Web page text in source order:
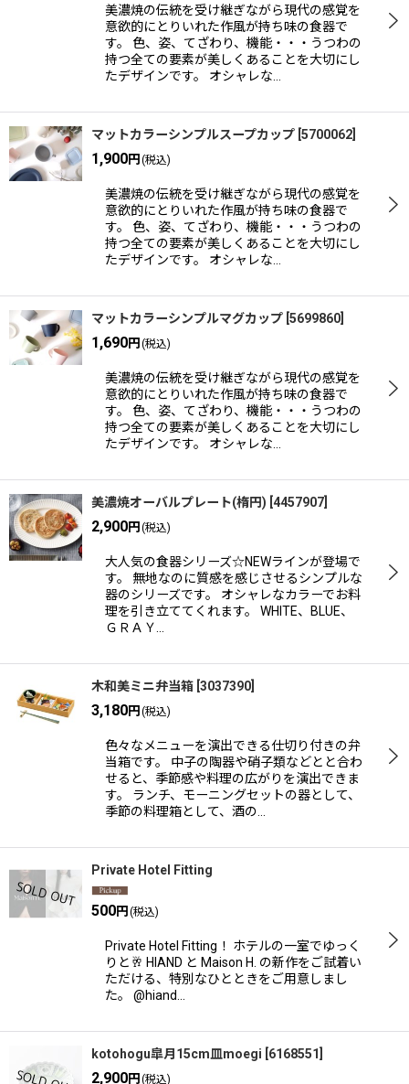
美濃焼の伝統を受け継ぎながら現代の感覚を
意欲的にとりいれた作風が持ち味の食器で
す。 色、姿、てざわり、機能・・・うつわの
持つ全ての要素が美しくあることを大切にし
たデザインです。 オシャレな…
マットカラーシンプルスープカップ 5700062
1,900円 (税込)
美濃焼の伝統を受け継ぎながら現代の感覚を
意欲的にとりいれた作風が持ち味の食器で
す。 色、姿、てざわり、機能・・・うつわの
持つ全ての要素が美しくあることを大切にし
たデザインです。 オシャレな…
マットカラーシンプルマグカップ 5699860
1,690円 (税込)
美濃焼の伝統を受け継ぎながら現代の感覚を
意欲的にとりいれた作風が持ち味の食器で
す。 色、姿、てざわり、機能・・・うつわの
持つ全ての要素が美しくあることを大切にし
たデザインです。 オシャレな…
美濃焼オーバルプレート(楕円) 4457907
2,900円 (税込)
大人気の食器シリーズ☆NEWラインが登場で
す。 無地なのに質感を感じさせるシンプルな
器のシリーズです。 オシャレなカラーでお料
理を引き立ててくれます。 WHITE、BLUE、
ＧＲＡＹ…
木和美ミニ弁当箱 3037390
3,180円 (税込)
色々なメニューを演出できる仕切り付きの弁
当箱です。 中子の陶器や硝子類などとと合わ
せると、季節感や料理の広がりを演出できま
す。 ランチ、モーニングセットの器として、
季節の料理箱として、酒の…
Private Hotel Fitting
500円 (税込)
Private Hotel Fitting！ ホテルの一室でゆっく
りと🥂 HIAND と Maison H. の新作をご試着い
ただける、特別なひとときをご用意しまし
た。 @hiand…
kotohogu皐月15cm皿moegi 6168551
2,900円 (税込)